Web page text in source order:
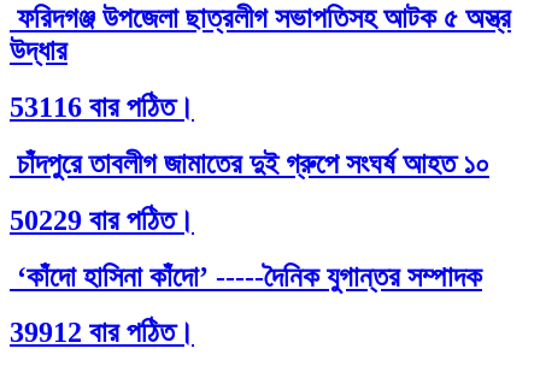
ফরিদগঞ্জ উপজেলা ছাত্রলীগ সভাপতিসহ আটক ৫ অস্ত্র
উদ্ধার
53116 বার পঠিত।
চাঁদপুরে তাবলীগ জামাতের দুই গ্রুপে সংঘর্ষ আহত ১০
50229 বার পঠিত।
‘কাঁদো হাসিনা কাঁদো’ -----দৈনিক যুগান্তর সম্পাদক
39912 বার পঠিত।